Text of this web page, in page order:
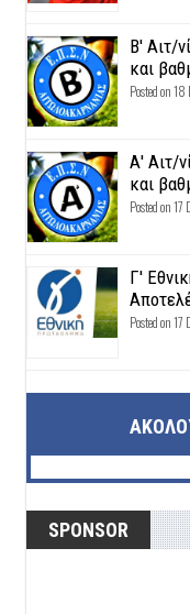
Β' Αιτ/
και
Posted on
Α' Αιτ/
και
Posted on
Γ'
Posted on
SPONSOR